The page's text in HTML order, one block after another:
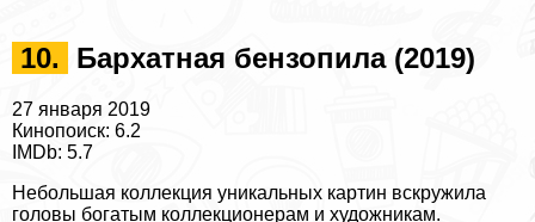
10. Бархатная бензопила (2019)
27 января 2019
Кинопоиск: 6.2
IMDb: 5.7
Небольшая коллекция уникальных картин вскружила
головы богатым коллекционерам и художникам.